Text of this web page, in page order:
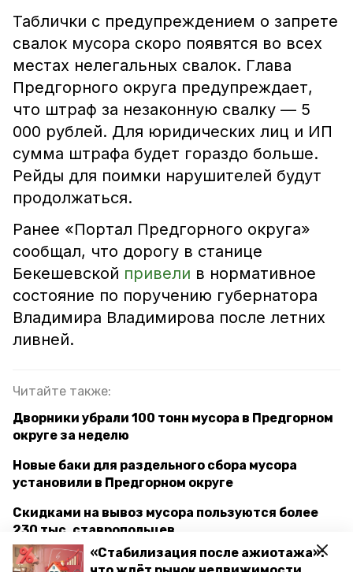
«Стабилизация после ажиотажа»:
Таблички с предупреждением о запрете
свалок мусора скоро появятся во всех
местах нелегальных свалок. Глава
Предгорного округа предупреждает,
что штраф за незаконную свалку — 5
000 рублей. Для юридических лиц и ИП
сумма штрафа будет гораздо больше.
Рейды для поимки нарушителей будут
продолжаться.
Ранее «Портал Предгорного округа»
сообщал, что дорогу в станице
Бекешевской привели в нормативное
состояние по поручению губернатора
Владимира Владимирова после летних
ливней.
Читайте также:
Дворники убрали 100 тонн мусора в Предгорном
округе за неделю
Новые баки для раздельного сбора мусора
установили в Предгорном округе
Скидками на вывоз мусора пользуются более
230 тыс. ставропольцев
Ставрополье получило 21 миллион рублей на